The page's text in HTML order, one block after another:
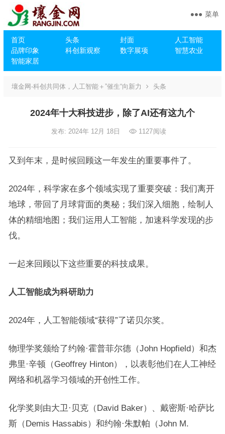
首页 头条 封面
人工智能
品牌印象
科创新观察 数字展项
智慧农业
智能家居
菜单
壤金网-科创共同体，人工智能＋”催生“向新力 头条
2024年十大科技进步，除了AI还有这九个
发布: 2024年 12月 18日 1127阅读
又到年末，是时候回顾这一年发生的重要事件了。
2024年，科学家在多个领域实现了重要突破：我们离开
地球，带回了月球背面的奥秘；我们深入细胞，绘制人
体的精细地图；我们运用人工智能，加速科学发现的步
伐。
一起来回顾以下这些重要的科技成果。
人工智能成为科研助力
2024年，人工智能领域“获得”了诺贝尔奖。
物理学奖颁给了约翰·霍普菲尔德（John Hopfield）和杰
弗里·辛顿（Geoffrey Hinton），以表彰他们在人工神经
网络和机器学习领域的开创性工作。
化学奖则由大卫·贝克（David Baker）、戴密斯·哈萨比
斯（Demis Hassabis）和约翰·朱默帕（John M.